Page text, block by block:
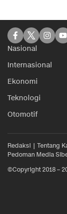
Nasional
Internasional
Ekonomi
Teknologi
Otomotif
Redaksi Tentang
Pedoman Media
©Copyright 2018 –